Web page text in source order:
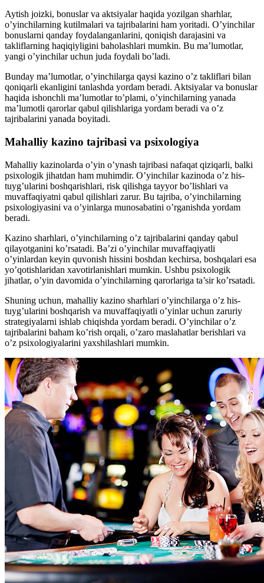
Aytish joizki, bonuslar va aktsiyalar haqida yozilgan sharhlar,
o’yinchilarning kutilmalari va tajribalarini ham yoritadi. O’yinchilar
bonuslarni qanday foydalanganlarini, qoniqish darajasini va
takliflarning haqiqiyligini baholashlari mumkin. Bu ma’lumotlar,
yangi o’yinchilar uchun juda foydali bo’ladi.
Bunday ma’lumotlar, o’yinchilarga qaysi kazino o’z takliflari bilan
qoniqarli ekanligini tanlashda yordam beradi. Aktsiyalar va bonuslar
haqida ishonchli ma’lumotlar to’plami, o’yinchilarning yanada
ma’lumotli qarorlar qabul qilishlariga yordam beradi va o’z
tajribalarini yanada boyitadi.
Mahalliy kazino tajribasi va psixologiya
Mahalliy kazinolarda o’yin o’ynash tajribasi nafaqat qiziqarli, balki
psixologik jihatdan ham muhimdir. O’yinchilar kazinoda o’z his-
tuyg’ularini boshqarishlari, risk qilishga tayyor bo’lishlari va
muvaffaqiyatni qabul qilishlari zarur. Bu tajriba, o’yinchilarning
psixologiyasini va o’yinlarga munosabatini o’rganishda yordam
beradi.
Kazino sharhlari, o’yinchilarning o’z tajribalarini qanday qabul
qilayotganini ko’rsatadi. Ba’zi o’yinchilar muvaffaqiyatli
o’yinlardan keyin quvonish hissini boshdan kechirsa, boshqalari esa
yo’qotishlaridan xavotirlanishlari mumkin. Ushbu psixologik
jihatlar, o’yin davomida o’yinchilarning qarorlariga ta’sir ko’rsatadi.
Shuning uchun, mahalliy kazino sharhlari o’yinchilarga o’z his-
tuyg’ularini boshqarish va muvaffaqiyatli o’yinlar uchun zaruriy
strategiyalarni ishlab chiqishda yordam beradi. O’yinchilar o’z
tajribalarini baham ko’rish orqali, o’zaro maslahatlar berishlari va
o’z psixologiyalarini yaxshilashlari mumkin.